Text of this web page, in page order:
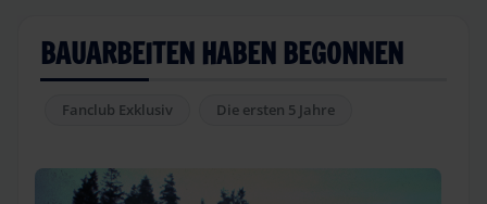
BAUARBEITEN HABEN BEGONNEN
Fanclub Exklusiv Die ersten 5 Jahre